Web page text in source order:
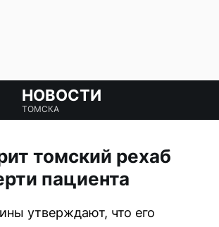
НОВОСТИ
ТОМСКА
томский рехаб
пациента
утверждают, что его